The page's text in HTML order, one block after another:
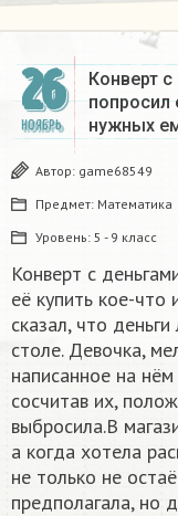
26
НОЯБРЬ
Конверт
попросил
нужных
Автор: game68549
Предмет: Математика
Уровень: 5 - 9 класс
Конверт с
её купить кое-что
сказал, что
столе. Девочка,
написанное на
сосчитав их,
выбросила.В
а когда хотела
не только не
предполагала, но